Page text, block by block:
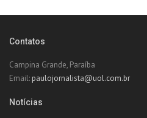
Contatos
Campina Grande, Paraíba
Email: paulojornalista@uol.com.br
Notícias